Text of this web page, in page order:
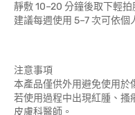
靜敷 10–20 分鐘後取下輕
建議每週使用 5–7 次可依個
注意事項
本產品僅供外用避免使用於
若使用過程中出現紅腫、搔
皮膚科醫師。